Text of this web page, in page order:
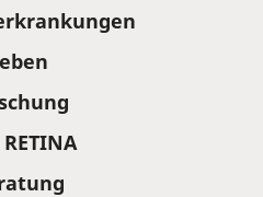
RETINA